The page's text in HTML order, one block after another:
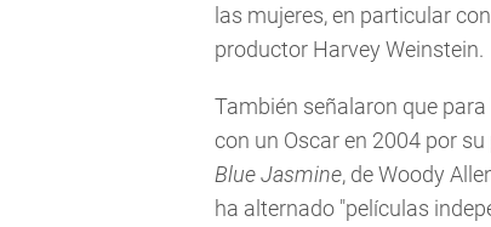
las mujeres, en particular
productor Harvey Weinstein.
También señalaron que
con un Oscar en 2004 por su
Blue Jasmine, de Woody
ha alternado "películas